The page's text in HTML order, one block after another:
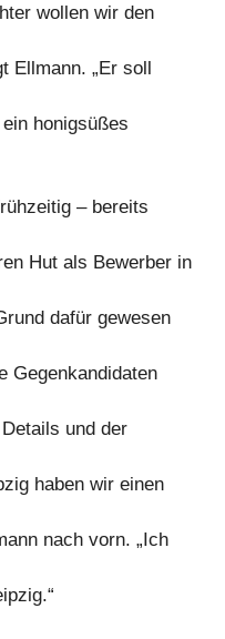
wollen wir den
Ellmann. „Er soll
honigsüßes
– bereits
Hut als Bewerber in
dafür gewesen
Gegenkandidaten
und der
haben wir einen
nach vorn. „Ich